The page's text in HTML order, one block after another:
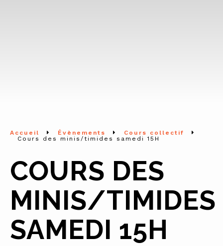
Accueil Évènements
Cours collectif
Cours des minis/timides samedi 15H
COURS DES
MINIS/TIMIDES
SAMEDI 15H